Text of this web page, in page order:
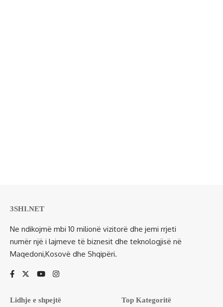
3SHI.NET
Ne ndikojmë mbi 10 milionë vizitorë dhe jemi rrjeti
numër një i lajmeve të biznesit dhe teknologjisë në
Maqedoni,Kosovë dhe Shqipëri.
Lidhje e shpejtë Top Kategoritë